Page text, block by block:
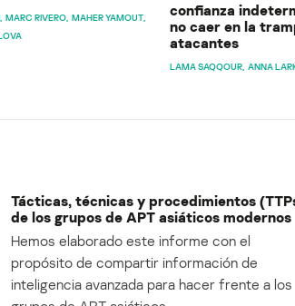
MARC RIVERO MAHER YAMOUT
confianza
no caer en la
atacantes
LAMA SAQQOUR ANNA
Tácticas, técnicas y procedimientos
de los grupos de APT asiáticos modernos
Hemos elaborado este informe con el
propósito de compartir información de
inteligencia avanzada para hacer frente a los